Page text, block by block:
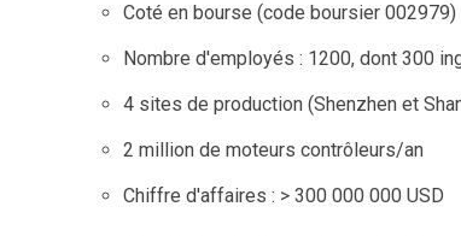
Coté en bourse (code boursier 002979)
Nombre d'employés : 1200, dont 300
4 sites de production (Shenzhen et
2 million de moteurs contrôleurs/an
Chiffre d'affaires : > 300 000 000 USD